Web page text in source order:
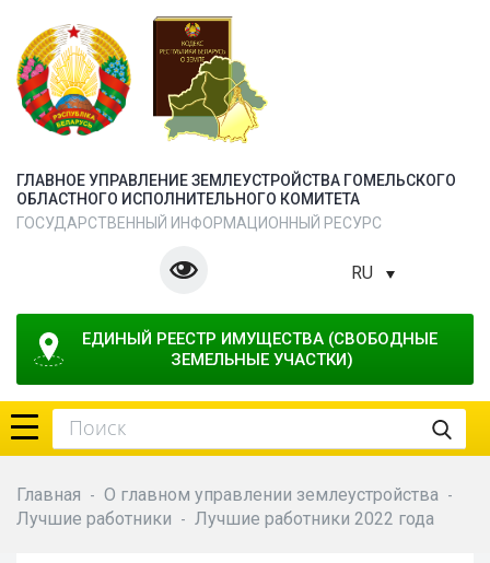
ГЛАВНОЕ УПРАВЛЕНИЕ ЗЕМЛЕУСТРОЙСТВА ГОМЕЛЬСКОГО
ОБЛАСТНОГО ИСПОЛНИТЕЛЬНОГО КОМИТЕТА
ГОСУДАРСТВЕННЫЙ ИНФОРМАЦИОННЫЙ РЕСУРС
RU
ЕДИНЫЙ РЕЕСТР ИМУЩЕСТВА (СВОБОДНЫЕ
ЗЕМЕЛЬНЫЕ УЧАСТКИ)
Главная - О главном управлении землеустройства -
Лучшие работники - Лучшие работники 2022 года